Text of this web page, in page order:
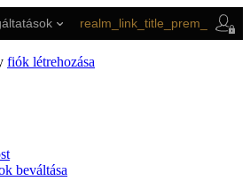
realm_link_title_prem_shop
link_title_support
fiók létrehozása
beváltása